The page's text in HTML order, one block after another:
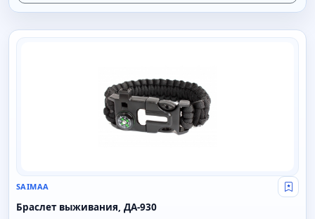
SAIMAA
SAIMAA Свой
Браслет выживания, ДА-930